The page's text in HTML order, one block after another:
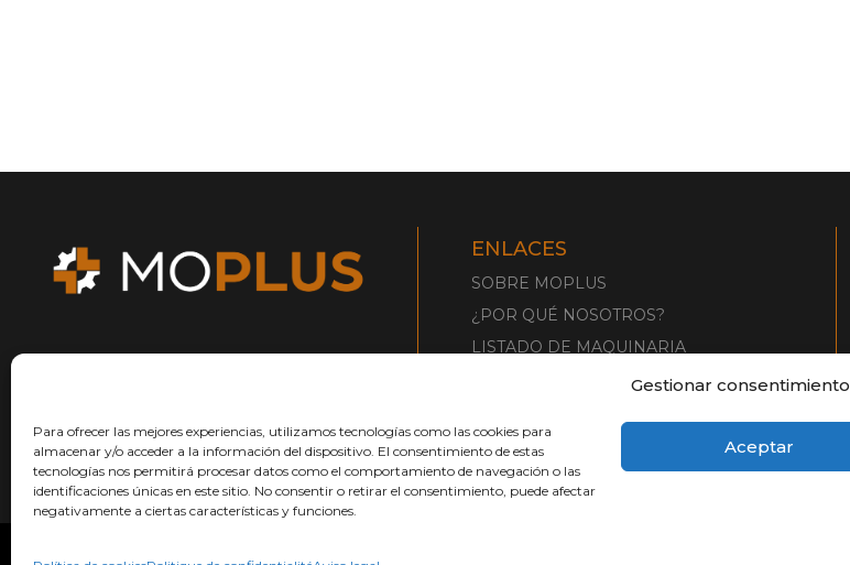
Gestionar consentimiento
Para ofrecer las mejores experiencias, utilizamos tecnologías como las cookies para
almacenar y/o acceder a la información del dispositivo. El consentimiento de estas
tecnologías nos permitirá procesar datos como el comportamiento de navegación o las
identificaciones únicas en este sitio. No consentir o retirar el consentimiento, puede afectar
negativamente a ciertas características y funciones.
Aceptar
ENLACES
SOBRE MOPLUS
¿POR QUÉ NOSOTROS?
LISTADO DE MAQUINARIA
CONTACTO
Copyright 2026 © Página diseñada por Barbitania y desarrollada por